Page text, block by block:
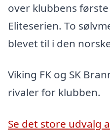
over klubbens
Eliteserien. To
blevet til i den
Viking FK og SK
rivaler for klubben.
Se det store udvalg